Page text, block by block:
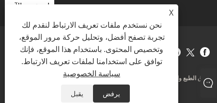
استفسر الآن
Links
Sitemap
RSS
XML سياسة الخصوصية
محفوظة
X
نحن نستخدم ملفات تعريف الارتباط لنقدم لك
تجربة تصفح أفضل، وتحليل حركة مرور الموقع،
وتخصيص المحتوى. باستخدام هذا الموقع، فإنك
توافق على استخدامنا لملفات تعريف الارتباط.
سياسة الخصوصية
يرفض يقبل